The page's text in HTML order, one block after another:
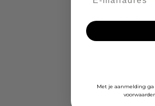
€39,95
Met je aanmelding ga